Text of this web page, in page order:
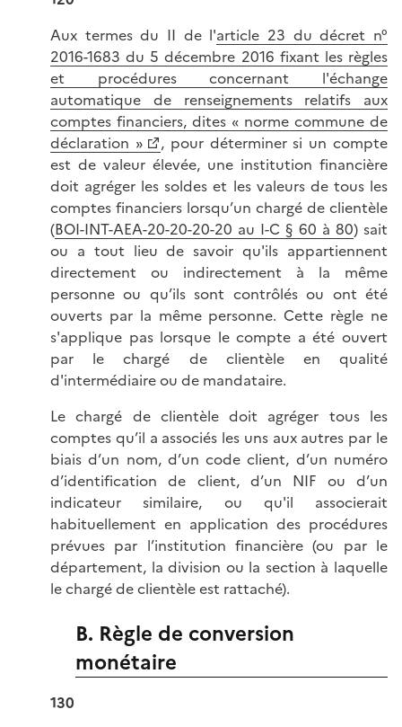
Aux termes du II de l'article 23 du décret n°
2016-1683 du 5 décembre 2016 fixant les règles
et procédures concernant l'échange
automatique de renseignements relatifs aux
comptes financiers, dites « norme commune de
déclaration »
, pour déterminer si un compte
est de valeur élevée, une institution financière
doit agréger les soldes et les valeurs de tous les
comptes financiers lorsqu’un chargé de clientèle
(BOI-INT-AEA-20-20-20-20 au I-C § 60 à 80) sait
ou a tout lieu de savoir qu'ils appartiennent
directement ou indirectement à la même
personne ou qu’ils sont contrôlés ou ont été
ouverts par la même personne. Cette règle ne
s'applique pas lorsque le compte a été ouvert
par le chargé de clientèle en qualité
d'intermédiaire ou de mandataire.
Le chargé de clientèle doit agréger tous les
comptes qu’il a associés les uns aux autres par le
biais d’un nom, d’un code client, d’un numéro
d’identification de client, d’un NIF ou d’un
indicateur similaire, ou qu'il associerait
habituellement en application des procédures
prévues par l’institution financière (ou par le
département, la division ou la section à laquelle
le chargé de clientèle est rattaché).
B. Règle de conversion
monétaire
130